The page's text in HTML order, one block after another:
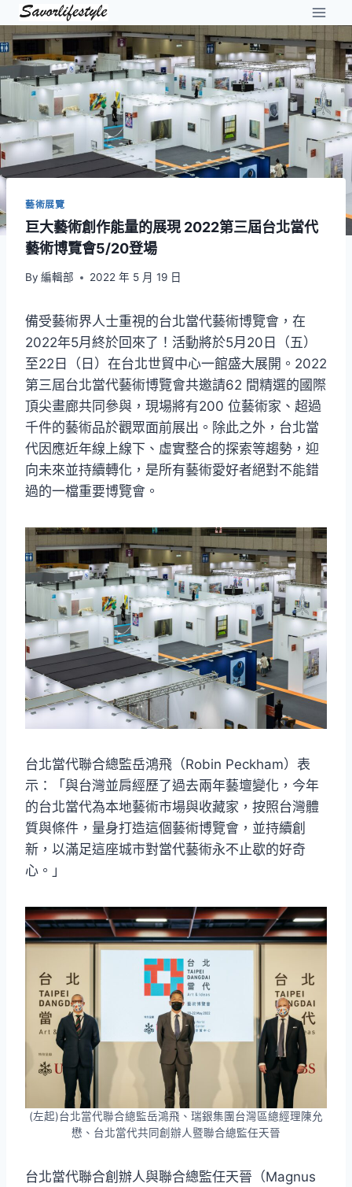
Skip
content
藝術展覽
巨大藝術創作能量的展現 2022第三屆台北當代
藝術博覽會5/20登場
By 編輯部 2022 年 5 月 19 日
備受藝術界人士重視的台北當代藝術博覽會，在
2022年5月終於回來了！活動將於5月20日（五）
至22日（日）在台北世貿中心一館盛大展開。2022
第三屆台北當代藝術博覽會共邀請62 間精選的國際
頂尖畫廊共同參與，現場將有200 位藝術家、超過
千件的藝術品於觀眾面前展出。除此之外，台北當
代因應近年線上線下、虛實整合的探索等趨勢，迎
向未來並持續轉化，是所有藝術愛好者絕對不能錯
過的一檔重要博覽會。
台北當代聯合總監岳鴻飛（Robin Peckham）表
示：「與台灣並肩經歷了過去兩年藝壇變化，今年
的台北當代為本地藝術市場與收藏家，按照台灣體
質與條件，量身打造這個藝術博覽會，並持續創
新，以滿足這座城市對當代藝術永不止歇的好奇
心。」
(左起)台北當代聯合總監岳鴻飛、瑞銀集團台灣區總經理陳允
懋、台北當代共同創辦人暨聯合總監任天晉
台北當代聯合創辦人與聯合總監任天晉（Magnus